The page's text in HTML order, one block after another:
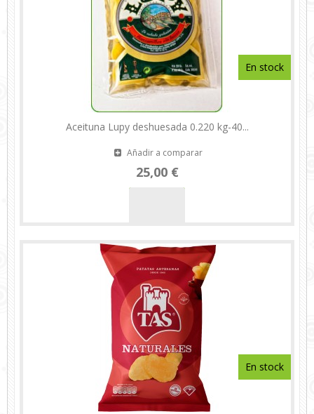
Aceituna Lupy deshuesada 0.220 kg-40...
Añadir a comparar
25,00 €
En stock
En stock